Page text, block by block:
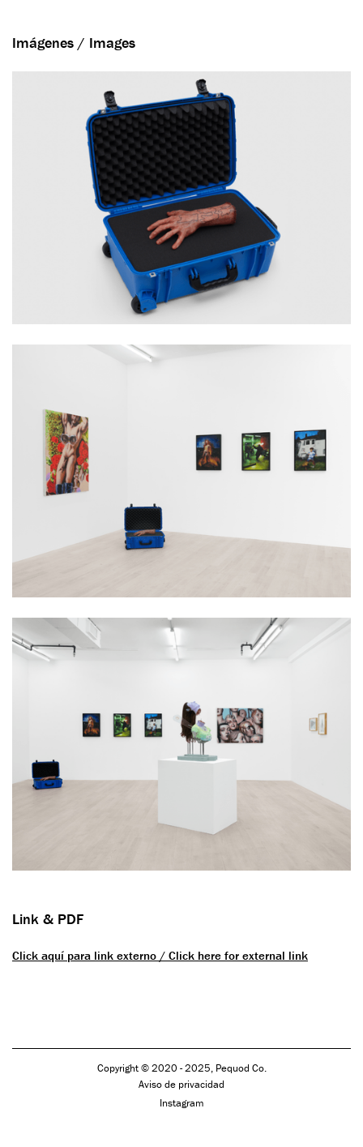
Imágenes / Images
Link & PDF
Click aquí para link externo / Click here for external link
Copyright © 2020 - 2025, Pequod Co.
Aviso de privacidad
Instagram